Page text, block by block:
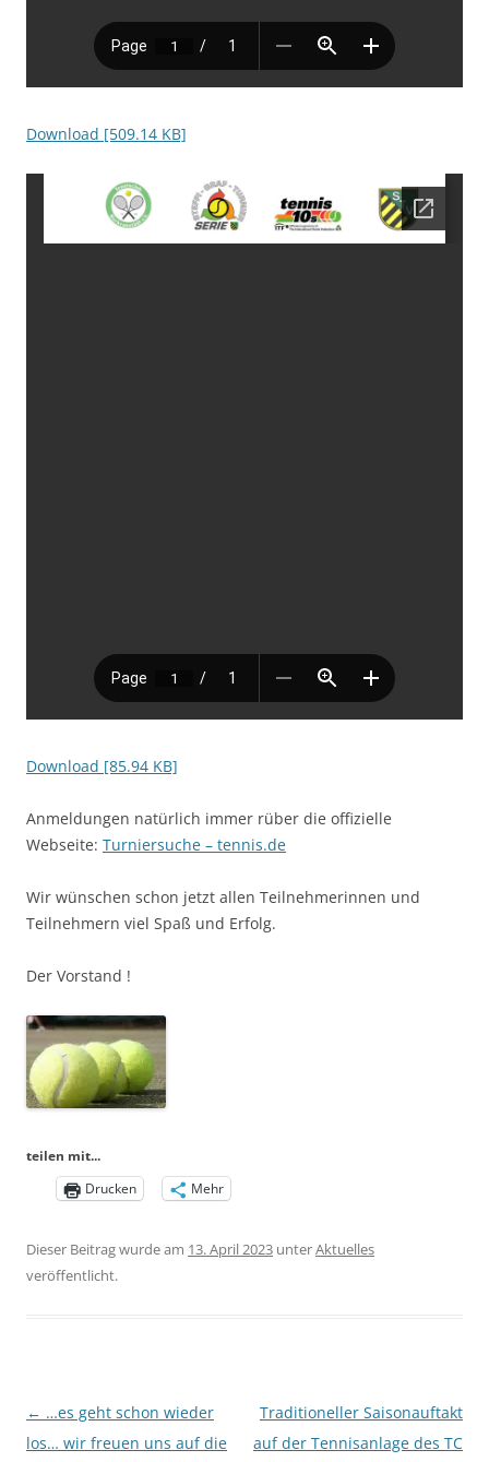
Download [509.14 KB]
Download [85.94 KB]
Anmeldungen natürlich immer rüber die offizielle
Webseite: Turniersuche – tennis.de
Wir wünschen schon jetzt allen Teilnehmerinnen und
Teilnehmern viel Spaß und Erfolg.
Der Vorstand !
teilen mit...
Drucken
Mehr
Dieser Beitrag wurde am 13. April 2023 unterAktuelles
veröffentlicht.
Beitragsnavigation
← …es geht schon wieder
los… wir freuen uns auf die
Traditioneller Saisonauftakt
auf der Tennisanlage des TC